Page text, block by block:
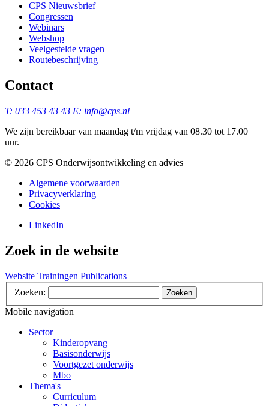
CPS Nieuwsbrief
Congressen
Webinars
Webshop
Veelgestelde vragen
Routebeschrijving
Contact
T: 033 453 43 43 E: info@cps.nl
We zijn bereikbaar van maandag t/m vrijdag van 08.30 tot 17.00
uur.
©️ 2026 CPS Onderwijsontwikkeling en advies
Algemene voorwaarden
Privacyverklaring
Cookies
LinkedIn
Zoek in de website
Website Trainingen Publications
Zoeken:
Zoeken
Mobile navigation
Sector
Kinderopvang
Basisonderwijs
Voortgezet onderwijs
Mbo
Thema's
Curriculum